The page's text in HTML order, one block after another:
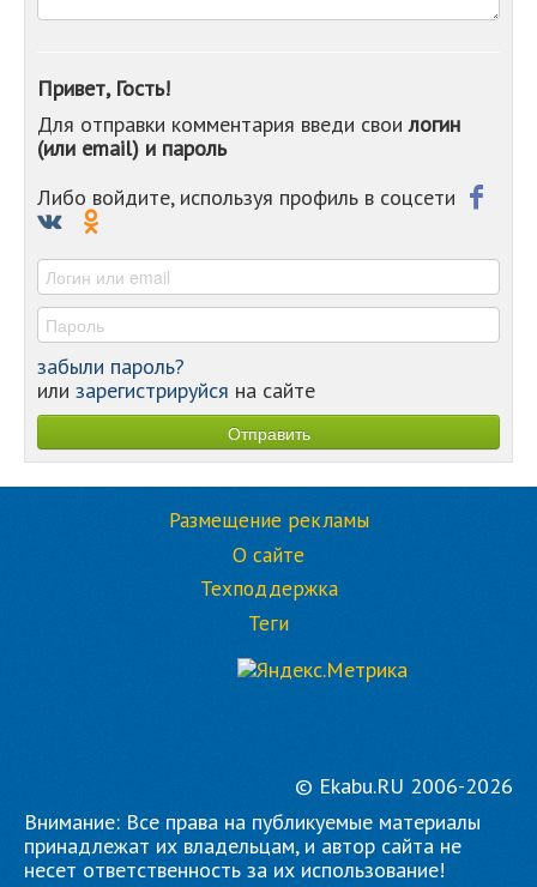
-
-
-
Привет, Гость!
Для отправки комментария введи своилогин
(или email) и пароль
Либо войдите, используя профиль в соцсети
забыли пароль?
или зарегистрируйся на сайте
Размещение рекламы
О сайте
Техподдержка
Теги
© Ekabu.RU 2006-2026
Внимание: Все права на публикуемые материалы
принадлежат их владельцам, и автор сайта не
несет ответственность за их использование!